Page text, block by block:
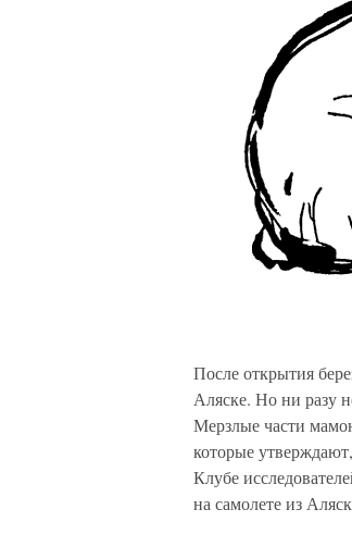
После открытия
Аляске. Но ни разу
Мерзлые части
которые
Клубе
на самолете из